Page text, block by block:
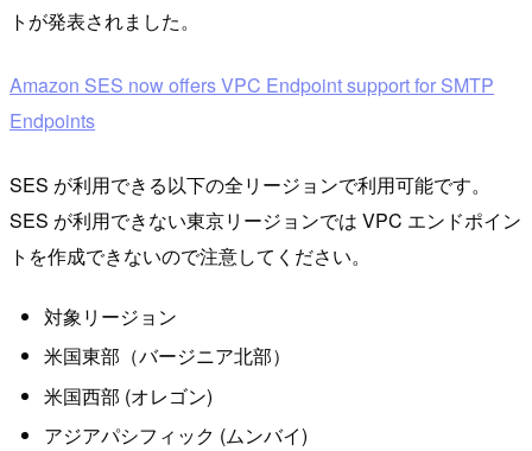
トが発表されました。
Amazon SES now offers VPC Endpoint support for SMTP
Endpoints
SES が利用できる以下の全リージョンで利用可能です。
SES が利用できない東京リージョンでは VPC エンドポイン
トを作成できないので注意してください。
対象リージョン
米国東部（バージニア北部）
米国西部 (オレゴン)
アジアパシフィック (ムンバイ)